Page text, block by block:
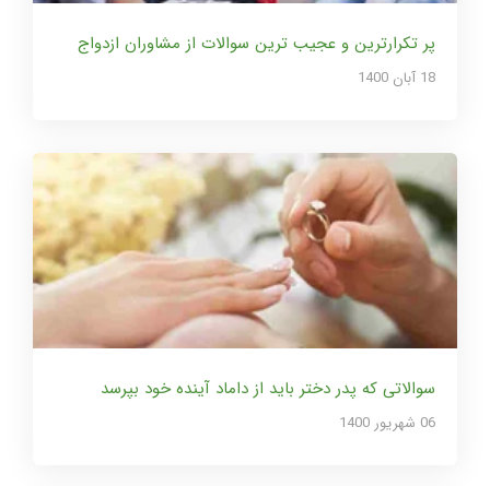
پر تکرارترین و عجیب ترین سوالات از مشاوران ازدواج
18 آبان 1400
سوالاتی که پدر دختر باید از داماد آینده خود بپرسد
06 شهریور 1400